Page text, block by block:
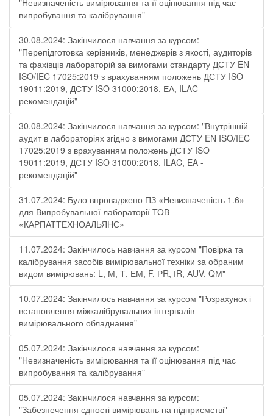
"Невизначеність вимірювання та її оцінювання під час
випробування та калібрування"
30.08.2024: Закінчилося навчання за курсом:
"Перепідготовка керівників, менеджерів з якості, аудиторів
та фахівців лабораторій за вимогами стандарту ДСТУ EN
ISO/IEC 17025:2019 з врахуванням положень ДСТУ ISO
19011:2019, ДСТУ ISO 31000:2018, ЕА, ILAC-
рекомендацій"
30.08.2024: Закінчилося навчання за курсом: "Внутрішній
аудит в лабораторіях згідно з вимогами ДСТУ EN ISO/IEC
17025:2019 з врахуванням положень ДСТУ ISO
19011:2019, ДСТУ ISO 31000:2018, ILAC, EA -
рекомендацій"
31.07.2024: Було впроваджено ПЗ «Невизначеність 1.6»
для Випробувальної лабораторії ТОВ
«КАРПАТТЕХНОАЛЬЯНС»
11.07.2024: Закінчилось навчання за курсом "Повірка та
калібрування засобів вимірювальної техніки за обраним
видом вимірювань: L, М, Т, ЕМ, F, РR, ІR, АUV, QМ"
10.07.2024: Закінчилось навчання за курсом "Розрахунок і
встановлення міжкалібрувальних інтервалів
вимірювального обладнання"
05.07.2024: Закінчилося навчання за курсом:
"Невизначеність вимірювання та її оцінювання під час
випробування та калібрування"
05.07.2024: Закінчилося навчання за курсом:
"Забезпечення єдності вимірювань на підприємстві"